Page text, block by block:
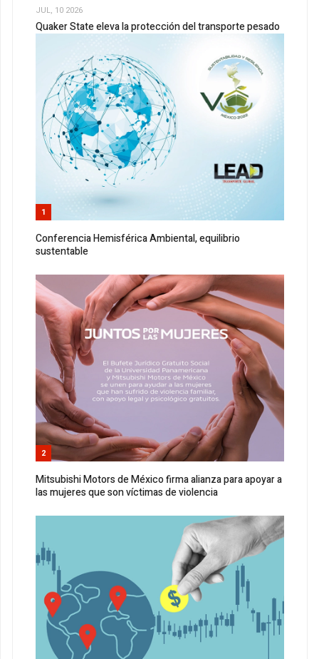
JUL, 10 2026
Quaker State eleva la protección del transporte pesado
1
Conferencia Hemisférica Ambiental, equilibrio
sustentable
2
Mitsubishi Motors de México firma alianza para apoyar a
las mujeres que son víctimas de violencia